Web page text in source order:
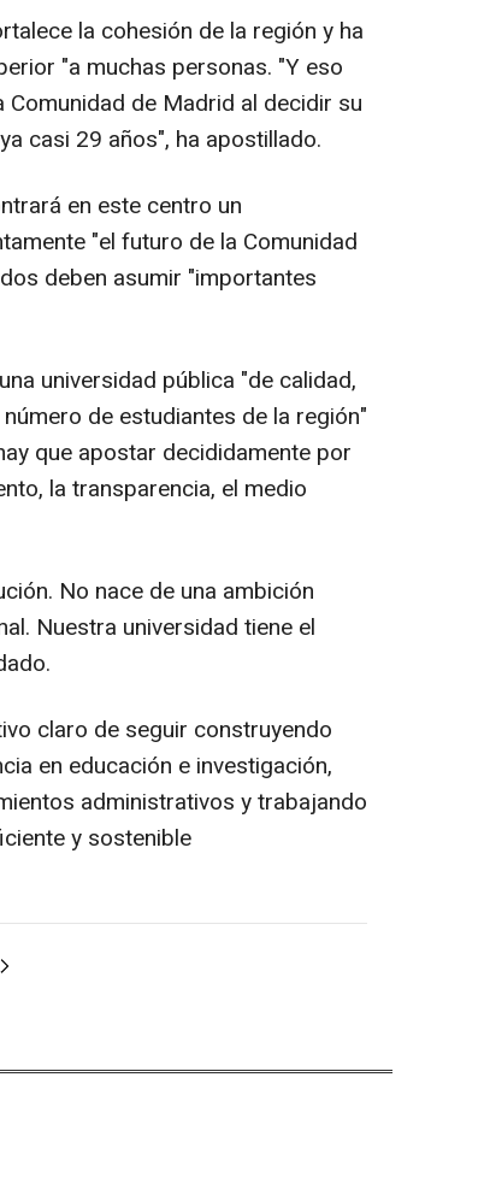
la cohesión de la región y ha
"a muchas personas. "Y eso
de Madrid al decidir su
casi 29 años", ha apostillado.
en este centro un
"el futuro de la Comunidad
deben asumir "importantes
universidad pública "de calidad,
de estudiantes de la región"
que apostar decididamente por
la transparencia, el medio
No nace de una ambición
Nuestra universidad tiene el
claro de seguir construyendo
en educación e investigación,
administrativos y trabajando
y sostenible